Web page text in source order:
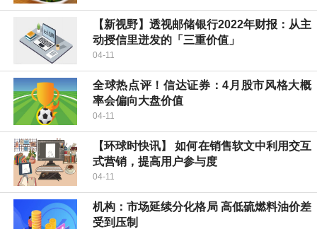
【新视野】透视邮储银行2022年财报：从主
动授信里迸发的「三重价值」
04-11
全球热点评！信达证券：4月股市风格大概
率会偏向大盘价值
04-11
【环球时快讯】 如何在销售软文中利用交互
式营销，提高用户参与度
04-11
机构：市场延续分化格局 高低硫燃料油价差
受到压制